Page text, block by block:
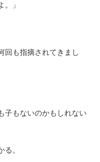
。」
回も指摘されてきまし
子もないのかもしれない
。